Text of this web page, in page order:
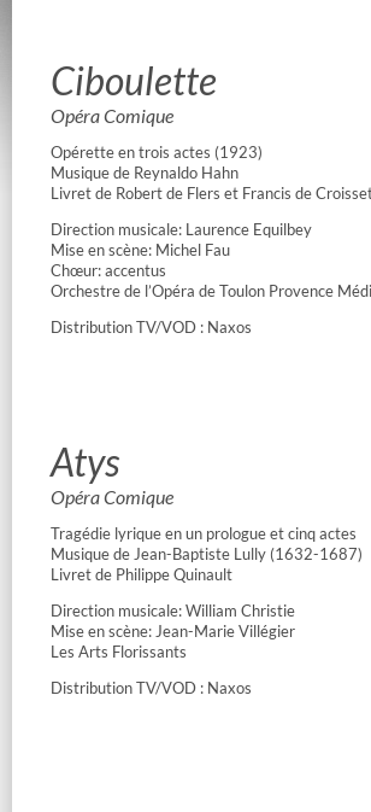
Ciboulette
Opéra Comique
Opérette en trois actes (1923)
Musique de Reynaldo Hahn
Livret de Robert de Flers et Francis de
Direction musicale: Laurence Equilbey
Mise en scène: Michel Fau
Chœur: accentus
Orchestre de l’Opéra de Toulon Provence
Distribution TV/VOD : Naxos
Atys
Opéra Comique
Tragédie lyrique en un prologue et cinq actes
Musique de Jean-Baptiste Lully (1632-1687)
Livret de Philippe Quinault
Direction musicale: William Christie
Mise en scène: Jean-Marie Villégier
Les Arts Florissants
Distribution TV/VOD : Naxos